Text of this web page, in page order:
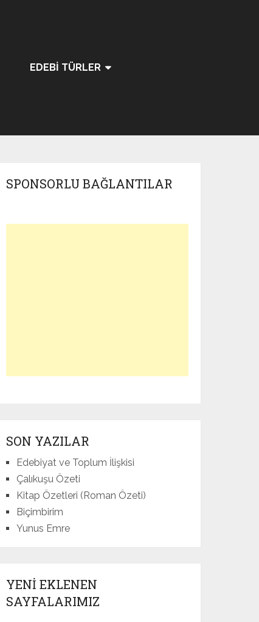
EDEBI TÜRLER
SPONSORLU BAĞLANTILAR
SON YAZILAR
Edebiyat ve Toplum İlişkisi
Çalıkuşu Özeti
Kitap Özetleri (Roman Özeti)
Biçimbirim
Yunus Emre
YENI EKLENEN
SAYFALARIMIZ